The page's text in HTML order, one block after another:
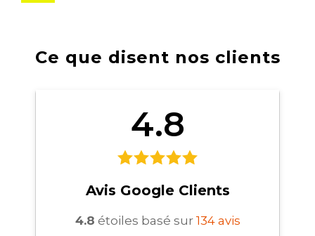
Ce que disent nos clients
4.8
Avis Google Clients
4.8 étoiles basé sur 134 avis